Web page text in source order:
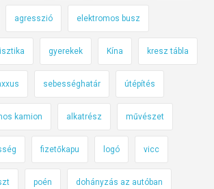
agresszió elektromos busz
gyerekek Kína kresz tábla
sebességhatár útépítés
kamion alkatrész művészet
fizetőkapu logó vicc
poén dohányzás az autóban